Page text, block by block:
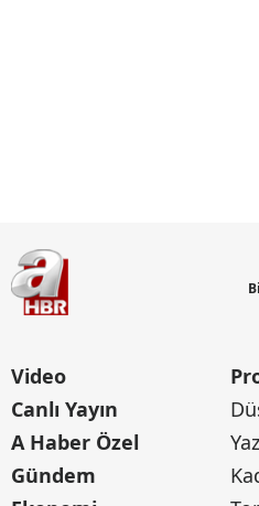
Video
Canlı Yayın
A Haber Özel
Gündem